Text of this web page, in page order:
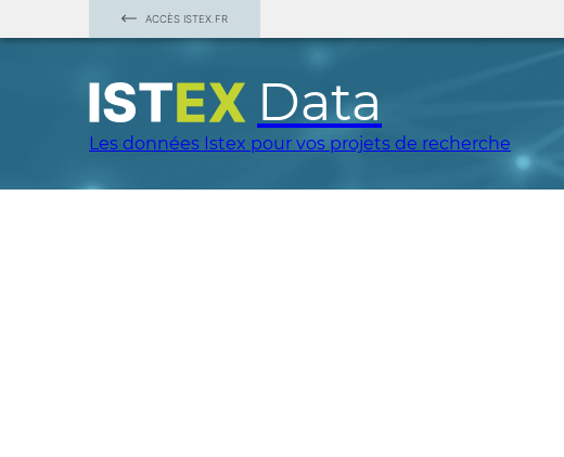
ACCÈS ISTEX.FR
Data
Les données Istex pour vos projets de recherche